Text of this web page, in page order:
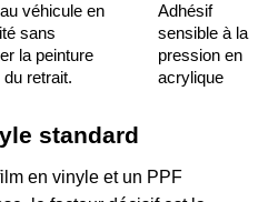
véhicule en
sans
la peinture
retrait.
Adhésif
sensible à la
pression en
acrylique
standard
en vinyle et un PPF